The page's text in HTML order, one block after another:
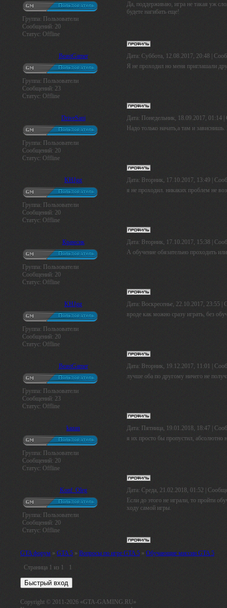
Группа: Пользователи
Сообщений: 20
Статус: Offline
Да, поддерживаю, игра не такая уж
будете нагибать еще!
BeastGamer Дата: Суббота, 12.08.2017, 20:48 |
Группа: Пользователи
Сообщений: 23
Статус: Offline
Я не проходил но меня приглашали
DriveSani Дата: Понедельник, 18.09.2017, 01:14
Группа: Пользователи
Сообщений: 20
Статус: Offline
Надо только начать,а там и
KHJgg Дата: Вторник, 17.10.2017, 13:49 |
Группа: Пользователи
Сообщений: 20
Статус: Offline
я не проходил. никаких проблем не
Крамсик Дата: Вторник, 17.10.2017, 15:38 |
Группа: Пользователи
Сообщений: 20
Статус: Offline
А обучение обязательно проходить
KHJgg Дата: Воскресенье, 22.10.2017, 23:55
Группа: Пользователи
Сообщений: 20
Статус: Offline
вроде как можно сразу играть, без
BeastGamer Дата: Вторник, 19.12.2017, 11:01 |
Группа: Пользователи
Сообщений: 23
Статус: Offline
лучше оба по другому ничего не
kazan Дата: Пятница, 19.01.2018, 18:47 |
Группа: Пользователи
Сообщений: 20
Статус: Offline
я их просто бы пропустил, абсолютно
Konf_Oleg Дата: Среда, 21.02.2018, 01:52 |
Группа: Пользователи
Сообщений: 20
Статус: Offline
Если до этого не играли, то пройти
ходу самой игры.
GTA форум » GTA 5 » Вопросы по игре GTA 5 » Обучающие миссии GTA 5
Страница 1 из 1 1
Copyright © 2011-2026 «GTA-GAMING.RU»